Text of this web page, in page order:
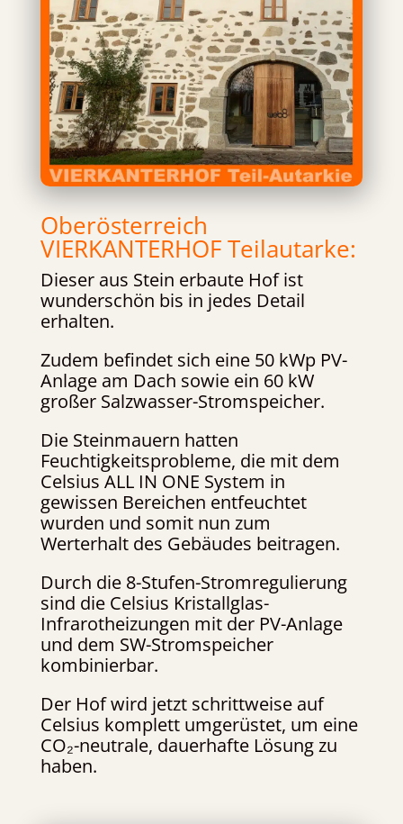
Oberösterreich
VIERKANTERHOF Teilautarke:
Dieser aus Stein erbaute Hof ist
wunderschön bis in jedes Detail
erhalten.
Zudem befindet sich eine 50 kWp PV-
Anlage am Dach sowie ein 60 kW
großer Salzwasser-Stromspeicher.
Die Steinmauern hatten
Feuchtigkeitsprobleme, die mit dem
Celsius ALL IN ONE System in
gewissen Bereichen entfeuchtet
wurden und somit nun zum
Werterhalt des Gebäudes beitragen.
Durch die 8-Stufen-Stromregulierung
sind die Celsius Kristallglas-
Infrarotheizungen mit der PV-Anlage
und dem SW-Stromspeicher
kombinierbar.
Der Hof wird jetzt schrittweise auf
Celsius komplett umgerüstet, um eine
CO₂-neutrale, dauerhafte Lösung zu
haben.